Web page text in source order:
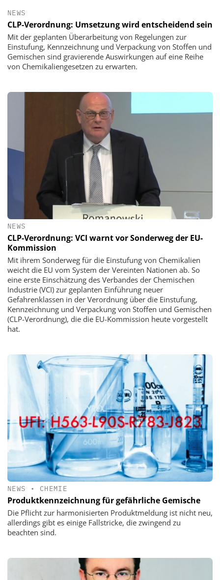
NEWS
CLP-Verordnung: Umsetzung wird entscheidend sein
Mit der geplanten Überarbeitung von Regelungen zur
Einstufung, Kennzeichnung und Verpackung von Stoffen und
Gemischen sind gravierende Auswirkungen auf eine Reihe
von Chemikaliengesetzen zu erwarten.
NEWS
CLP-Verordnung: VCI warnt vor Sonderweg der EU-
Kommission
Mit ihrem Sonderweg für die Einstufung von Chemikalien
weicht die EU vom System der Vereinten Nationen ab. So
eine erste Einschätzung des Verbandes der Chemischen
Industrie (VCI) zur geplanten Einführung neuer
Gefahrenklassen in der Verordnung über die Einstufung,
Kennzeichnung und Verpackung von Stoffen und Gemischen
(CLP-Verordnung), die die EU-Kommission heute vorgestellt
hat.
NEWS • CHEMIE
Produktkennzeichnung für gefährliche Gemische
Die Pflicht zur harmonisierten Produktmeldung ist nicht neu,
allerdings gibt es einige Fallstricke, die zwingend zu
beachten sind.